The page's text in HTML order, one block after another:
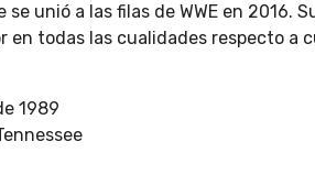
unió a las filas de WWE en 2016.
en todas las cualidades respecto a
1989